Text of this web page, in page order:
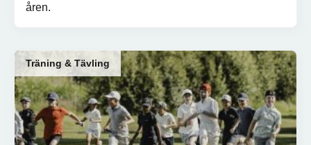
åren.
Träning & Tävling